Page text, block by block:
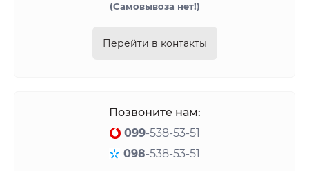
(Cамовывоза нет!)
Перейти в контакты
Позвоните нам:
099-538-53-51
098-538-53-51